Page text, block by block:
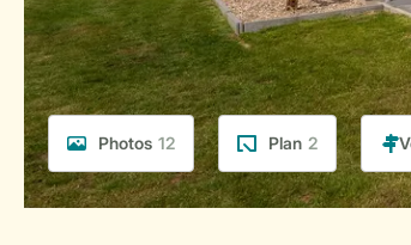
Photos 12 Plan 2